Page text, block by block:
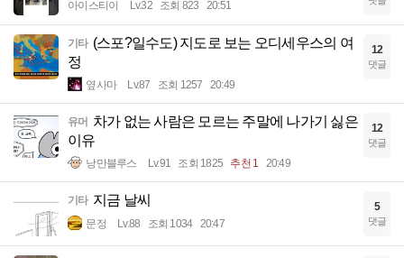
아이스티이 Lv.32 조회 823 20:51
기타 (스포?일수도) 지도로 보는 오디세우스의 여
정
옆사마 Lv.87 조회 1257 20:49
12
댓글
유머 차가 없는 사람은 모르는 주말에 나가기 싫은
이유
낭만블루스 Lv.91 조회 1825 추천 1 20:49
12
댓글
기타 지금 날씨
문정 Lv.88 조회 1034 20:47
5
댓글